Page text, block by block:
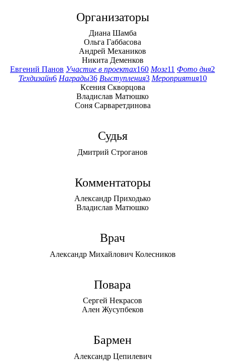
Организаторы
Диана Шамба
Ольга Габбасова
Андрей Механиков
Никита Деменков
Евгений Панов Участие в проектах160 Мозг11 Фото дня2
Техдизайн6 Награды36 Выступления3 Мероприятия10
Ксения Скворцова
Владислав Матюшко
Соня Сарваретдинова
Судья
Дмитрий Строганов
Комментаторы
Александр Приходько
Владислав Матюшко
Врач
Александр Михайлович Колесников
Повара
Сергей Некрасов
Ален Жусупбеков
Бармен
Александр Цепилевич